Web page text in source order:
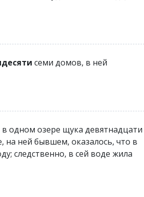
семи домов, в ней
одном озере щука девятнадцати
ней бывшем, оказалось, что в
следственно, в сей воде жила